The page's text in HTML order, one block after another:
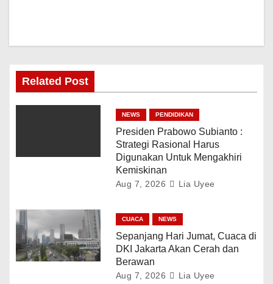
Related Post
NEWS PENDIDIKAN
Presiden Prabowo Subianto :
Strategi Rasional Harus
Digunakan Untuk Mengakhiri
Kemiskinan
Aug 7, 2026 Lia Uyee
CUACA NEWS
Sepanjang Hari Jumat, Cuaca di
DKI Jakarta Akan Cerah dan
Berawan
Aug 7, 2026 Lia Uyee